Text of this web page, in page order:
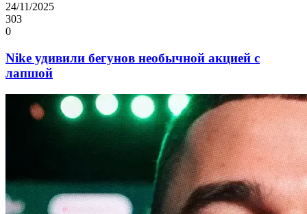
24/11/2025
303
0
Nike удивили бегунов необычной акцией с
лапшой